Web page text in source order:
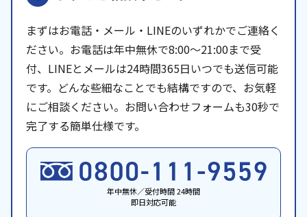
まずはお電話・メール・LINEのいずれかでご連絡く
ださい。お電話は年中無休で8:00〜21:00まで受
付、LINEとメールは24時間365日いつでも送信可能
です。どんな些細なことでも結構ですので、お気軽
にご相談ください。お問い合わせフォームも30秒で
完了する簡単仕様です。
年中無休／受付時間 24時間
即日対応可能